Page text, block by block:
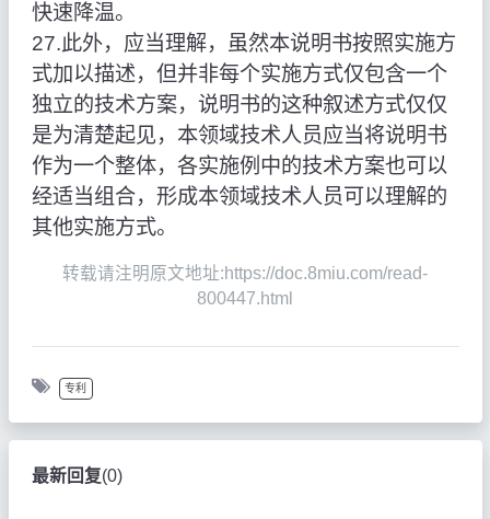
快速降温。
27.此外，应当理解，虽然本说明书按照实施方
式加以描述，但并非每个实施方式仅包含一个
独立的技术方案，说明书的这种叙述方式仅仅
是为清楚起见，本领域技术人员应当将说明书
作为一个整体，各实施例中的技术方案也可以
经适当组合，形成本领域技术人员可以理解的
其他实施方式。
转载请注明原文地址:https://doc.8miu.com/read-
800447.html
专利
最新回复(0)